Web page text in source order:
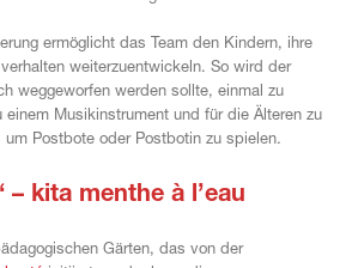
ermöglicht das Team den Kindern, ihre
weiterzuentwickeln. So wird der
weggeworfen werden sollte, einmal zu
einem Musikinstrument und für die Älteren zu
Postbote oder Postbotin zu spielen.
– kita menthe à l’eau
Gärten, das von der